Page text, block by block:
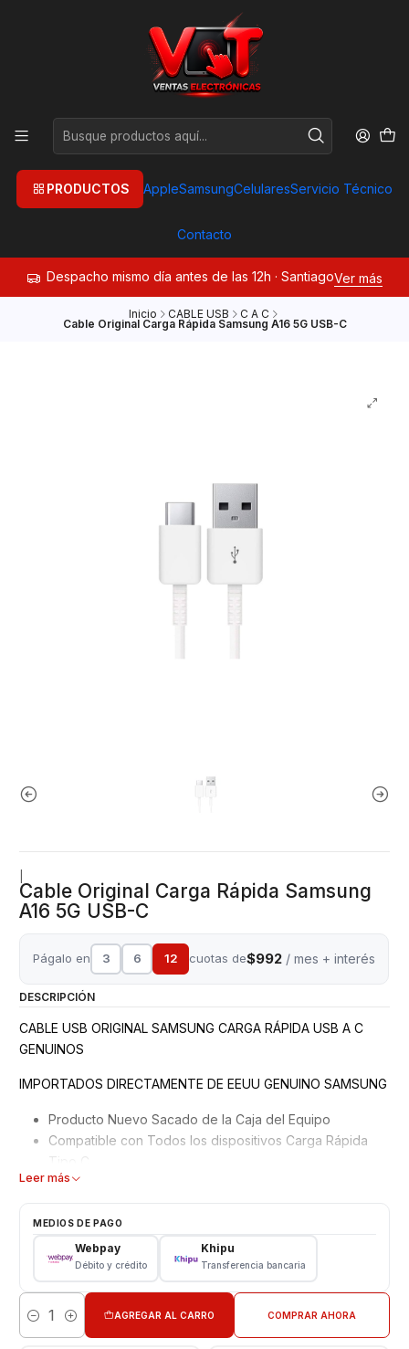
PRODUCTOS AppleSamsungCelularesServicio Técnico
Contacto
Despacho mismo día antes de las 12h · SantiagoVer más
Inicio CABLE USB C A C
Cable Original Carga Rápida Samsung A16 5G USB-C
Cable Original Carga Rápida Samsung
A16 5G USB-C
Págalo en 3 6 12 cuotas de$992 / mes + interés
DESCRIPCIÓN
CABLE USB ORIGINAL SAMSUNG CARGA RÁPIDA USB A C
GENUINOS
IMPORTADOS DIRECTAMENTE DE EEUU GENUINO SAMSUNG
Producto Nuevo Sacado de la Caja del Equipo
Compatible con Todos los dispositivos Carga Rápida
Tipo C
Marca Compatible Iphone - Samsung - Huawei - LG -
Garantizados 3 meses
Características:
Cable
Cable USB A C Original Samsung
Leer más
MEDIOS DE PAGO
Webpay
Débito y crédito
Khipu
Transferencia bancaria
Cantidad
AGREGAR AL CARRO COMPRAR AHORA